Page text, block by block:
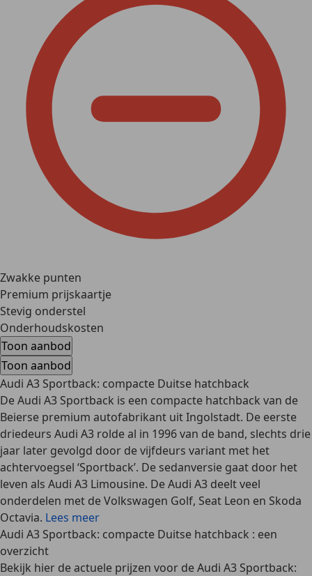
Zwakke punten
Premium prijskaartje
Stevig onderstel
Onderhoudskosten
Toon aanbod
Toon aanbod
Audi A3 Sportback: compacte Duitse hatchback
De Audi A3 Sportback is een compacte hatchback van de
Beierse premium autofabrikant uit Ingolstadt. De eerste
driedeurs Audi A3 rolde al in 1996 van de band, slechts drie
jaar later gevolgd door de vijfdeurs variant met het
achtervoegsel ‘Sportback’. De sedanversie gaat door het
leven als Audi A3 Limousine. De Audi A3 deelt veel
onderdelen met de Volkswagen Golf, Seat Leon en Skoda
Octavia. Lees meer
Audi A3 Sportback: compacte Duitse hatchback : een
overzicht
Bekijk hier de actuele prijzen voor de Audi A3 Sportback: